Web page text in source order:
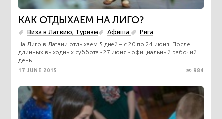
КАК ОТДЫХАЕМ НА ЛИГО?
Виза в Латвию, Туризм Афиша Рига
На Лиго в Латвии отдыхаем 5 дней – с 20 по 24 июня. После
длинных выходных суббота - 27 июня - официальный рабочий
день.
17 JUNE 2015 984